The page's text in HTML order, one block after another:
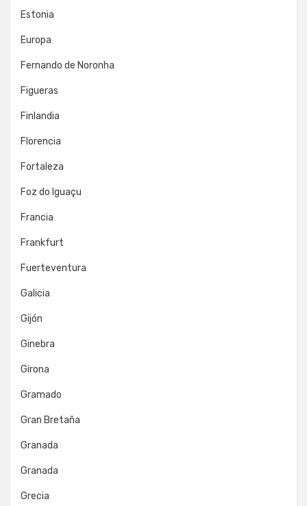
Estonia
Europa
Fernando de Noronha
Figueras
Finlandia
Florencia
Fortaleza
Foz do Iguaçu
Francia
Frankfurt
Fuerteventura
Galicia
Gijón
Ginebra
Girona
Gramado
Gran Bretaña
Granada
Granada
Grecia